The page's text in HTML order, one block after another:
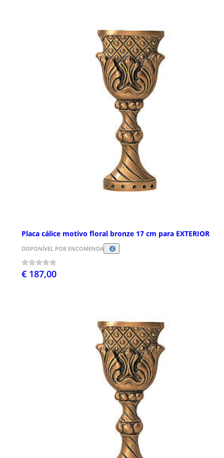
Placa cálice motivo floral bronze 17 cm para EXTERIOR
DISPONÍVEL POR ENCOMENDA
€ 187,00